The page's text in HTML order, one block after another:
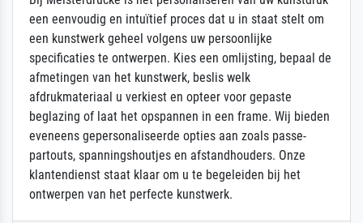
een eenvoudig en intuïtief proces dat u in staat stelt om
een kunstwerk geheel volgens uw persoonlijke
specificaties te ontwerpen. Kies een omlijsting, bepaal de
afmetingen van het kunstwerk, beslis welk
afdrukmateriaal u verkiest en opteer voor gepaste
beglazing of laat het opspannen in een frame. Wij bieden
eveneens gepersonaliseerde opties aan zoals passe-
partouts, spanningshoutjes en afstandhouders. Onze
klantendienst staat klaar om u te begeleiden bij het
ontwerpen van het perfecte kunstwerk.